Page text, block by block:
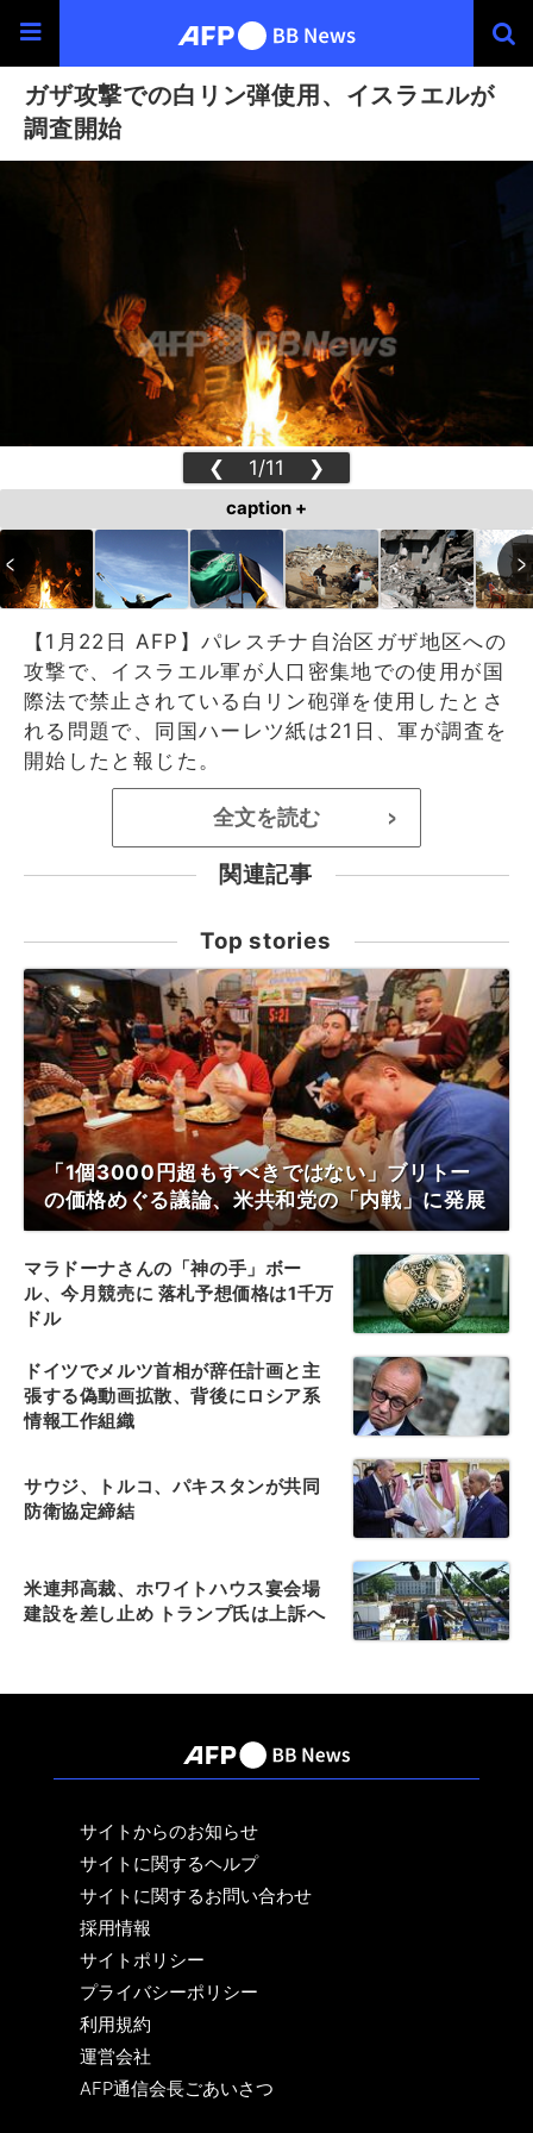
ガザ攻撃での白リン弾使用、イスラエルが
調査開始
❮ 1/11 ❯
caption +
【1月22日 AFP】パレスチナ自治区ガザ地区への
攻撃で、イスラエル軍が人口密集地での使用が国
際法で禁止されている白リン砲弾を使用したとさ
れる問題で、同国ハーレツ紙は21日、軍が調査を
開始したと報じた。
全文を読む >
関連記事
Top stories
「1個3000円超もすべきではない」ブリトー
の価格めぐる議論、米共和党の「内戦」に発展
マラドーナさんの「神の手」ボー
ル、今月競売に 落札予想価格は1千万
ドル
ドイツでメルツ首相が辞任計画と主
張する偽動画拡散、背後にロシア系
情報工作組織
サウジ、トルコ、パキスタンが共同
防衛協定締結
米連邦高裁、ホワイトハウス宴会場
建設を差し止め トランプ氏は上訴へ
サイトからのお知らせ
サイトに関するヘルプ
サイトに関するお問い合わせ
採用情報
サイトポリシー
プライバシーポリシー
利用規約
運営会社
AFP通信会長ごあいさつ